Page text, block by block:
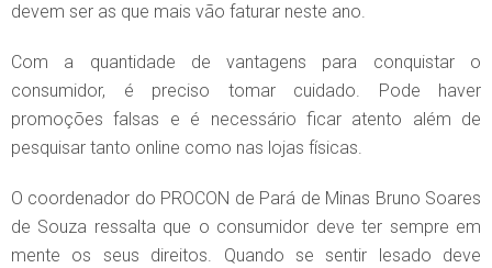
devem ser as que mais vão faturar neste ano.
Com a quantidade de vantagens para conquistar o
consumidor, é preciso tomar cuidado. Pode haver
promoções falsas e é necessário ficar atento além de
pesquisar tanto online como nas lojas físicas.
O coordenador do PROCON de Pará de Minas Bruno Soares
de Souza ressalta que o consumidor deve ter sempre em
mente os seus direitos. Quando se sentir lesado deve